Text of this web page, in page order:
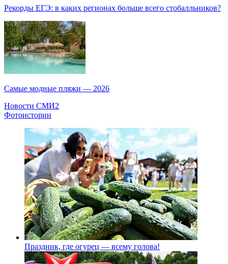
Рекорды ЕГЭ: в каких регионах больше всего стобалльников?
Самые модные пляжи — 2026
Новости СМИ2
Фотоистории
Праздник, где огурец — всему голова!